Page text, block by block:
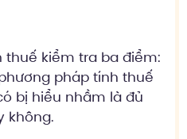
thuế kiểm tra ba điểm:
pháp tính thuế
bị hiểu nhầm là đủ
không.